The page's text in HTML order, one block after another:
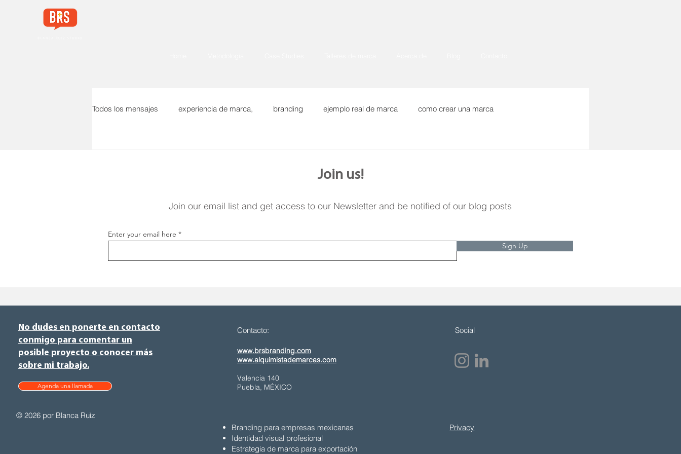
Todos los mensajes experiencia de marca, branding ejemplo real de marca como crear una marca
Join us!
Join our email list and get access to our Newsletter and be notified of our blog posts
Enter your email here
Sign Up
No dudes en ponerte en contacto
conmigo para comentar un
posible proyecto o conocer más
sobre mi trabajo.
Agenda una llamada
© 2026 por Blanca Ruìz
Contacto:
www.brsbranding.com
www.alquimistademarcas.com
Valencia 140
Puebla, MÉXICO
Branding para empresas mexicanas
Identidad visual profesional
Estrategia de marca para exportación
Social
Privacy